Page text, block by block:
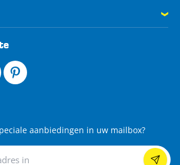
aanbiedingen in uw mailbox?